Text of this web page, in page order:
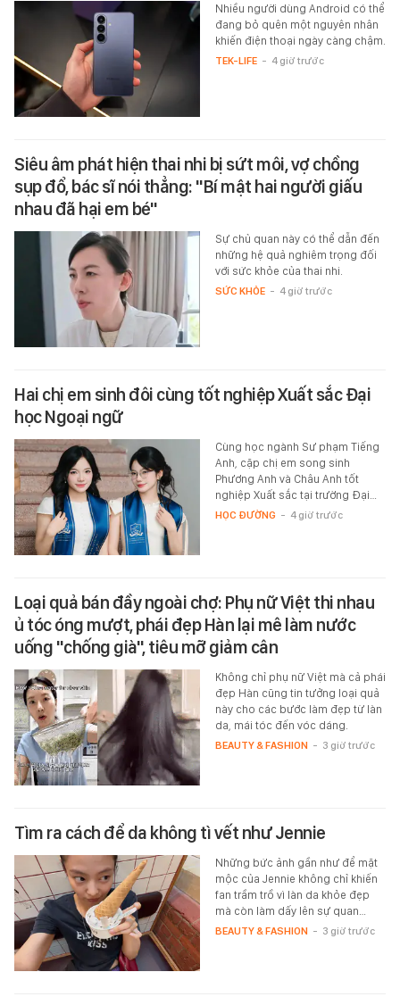
Nhiều người dùng Android có thể
đang bỏ quên một nguyên nhân
khiến điện thoại ngày càng chậm.
TEK-LIFE - 4 giờ trước
Siêu âm phát hiện thai nhi bị sứt môi, vợ chồng
sụp đổ, bác sĩ nói thẳng: "Bí mật hai người giấu
nhau đã hại em bé"
Sự chủ quan này có thể dẫn đến
những hệ quả nghiêm trọng đối
với sức khỏe của thai nhi.
SỨC KHỎE - 4 giờ trước
Hai chị em sinh đôi cùng tốt nghiệp Xuất sắc Đại
học Ngoại ngữ
Cùng học ngành Sư phạm Tiếng
Anh, cặp chị em song sinh
Phương Anh và Châu Anh tốt
nghiệp Xuất sắc tại trường Đại…
HỌC ĐƯỜNG - 4 giờ trước
Loại quả bán đầy ngoài chợ: Phụ nữ Việt thi nhau
ủ tóc óng mượt, phái đẹp Hàn lại mê làm nước
uống "chống già", tiêu mỡ giảm cân
Không chỉ phụ nữ Việt mà cả phái
đẹp Hàn cũng tin tưởng loại quả
này cho các bước làm đẹp từ làn
da, mái tóc đến vóc dáng.
BEAUTY & FASHION - 3 giờ trước
Tìm ra cách để da không tì vết như Jennie
Những bức ảnh gần như để mặt
mộc của Jennie không chỉ khiến
fan trầm trồ vì làn da khỏe đẹp
mà còn làm dấy lên sự quan…
BEAUTY & FASHION - 3 giờ trước